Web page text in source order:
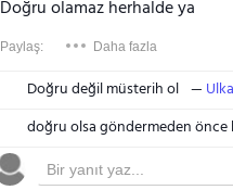
Doğru olamaz herhalde ya
Paylaş: Daha fazla
Doğru değil müsterih ol
doğru olsa göndermeden önce